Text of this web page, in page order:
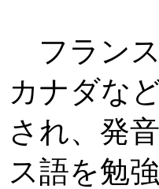
フラン
カナダな
され、発
ス語を勉